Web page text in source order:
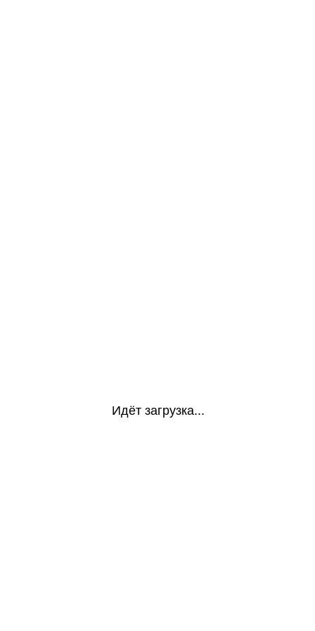
Идёт загрузка...